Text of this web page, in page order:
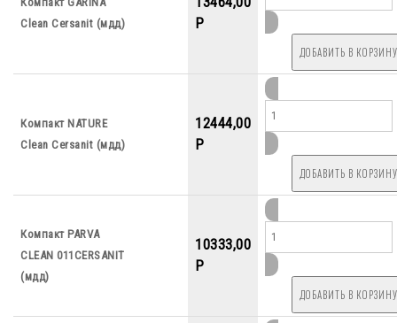
Clean Cersanit (мдд)
P
Компакт NATURE
Clean Cersanit (мдд)
12444,00
P
Компакт PARVA
CLEAN 011CERSANIT
(мдд)
10333,00
P